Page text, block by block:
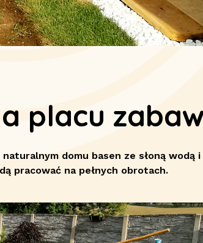
placu zabaw
domu basen ze słoną wodą i
pracować na pełnych obrotach.